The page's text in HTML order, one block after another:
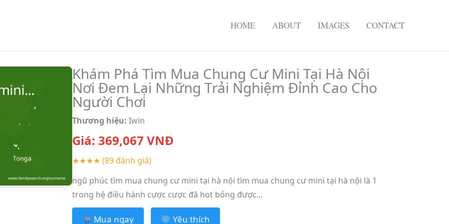
HOME ABOUT IMAGES CONTACT
Khám Phá Tìm Mua Chung Cư Mini Tại Hà Nội
Nơi Đem Lại Những Trải Nghiệm Đỉnh Cao Cho
Người Chơi
Thương hiệu: Iwin
Giá: 369,067 VNĐ
★★★★ (89 đánh giá)
ngũ phúc tìm mua chung cư mini tại hà nội tìm mua chung cư mini tại hà nội là 1
trong hệ điều hành cược cược đã hot bỏng được...
Mua ngay
Yêu thích